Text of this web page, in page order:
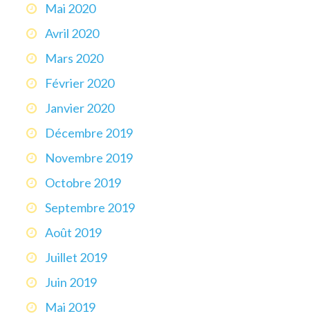
Mai 2020
Avril 2020
Mars 2020
Février 2020
Janvier 2020
Décembre 2019
Novembre 2019
Octobre 2019
Septembre 2019
Août 2019
Juillet 2019
Juin 2019
Mai 2019